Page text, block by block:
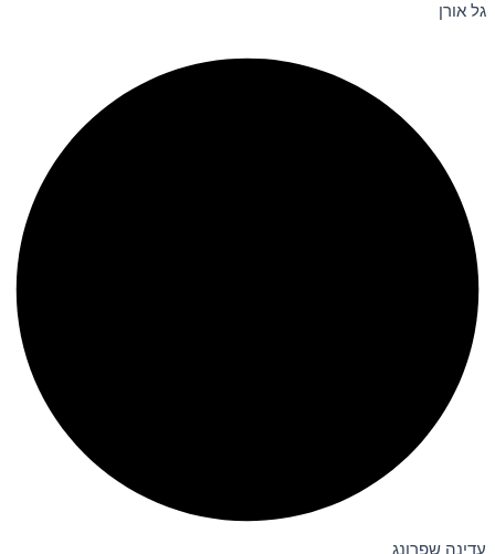
גל אורן
עדינה שפרונג